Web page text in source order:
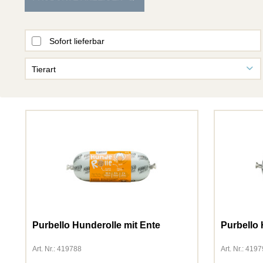
Sofort lieferbar
Tierart
Hund
Purbello Hunderolle mit Ente
Art. Nr.: 419788
Purbello
Art. Nr.: